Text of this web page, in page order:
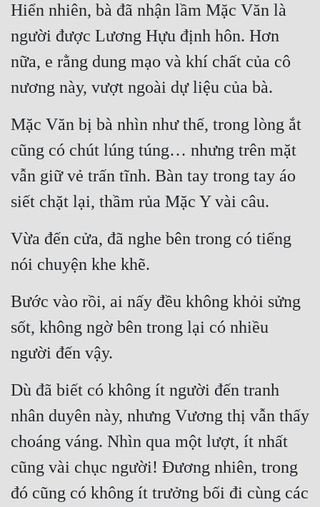
Hiển nhiên, bà đã nhận lầm Mặc Văn là
người được Lương Hựu định hôn. Hơn
nữa, e rằng dung mạo và khí chất của cô
nương này, vượt ngoài dự liệu của bà.
Mặc Văn bị bà nhìn như thế, trong lòng ắt
cũng có chút lúng túng… nhưng trên mặt
vẫn giữ vẻ trấn tĩnh. Bàn tay trong tay áo
siết chặt lại, thầm rủa Mặc Y vài câu.
Vừa đến cửa, đã nghe bên trong có tiếng
nói chuyện khe khẽ.
Bước vào rồi, ai nấy đều không khỏi sửng
sốt, không ngờ bên trong lại có nhiều
người đến vậy.
Dù đã biết có không ít người đến tranh
nhân duyên này, nhưng Vương thị vẫn thấy
choáng váng. Nhìn qua một lượt, ít nhất
cũng vài chục người! Đương nhiên, trong
đó cũng có không ít trưởng bối đi cùng các